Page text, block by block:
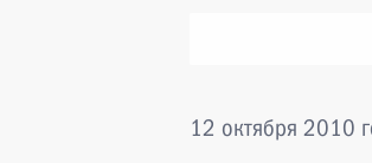
12 октября 2010